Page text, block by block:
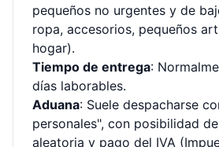
pequeños no urgentes y de
ropa, accesorios, pequeños
hogar).
Tiempo de entrega:
días laborables.
Aduana: Suele despacharse
personales", con posibilidad
aleatoria y pago del IVA